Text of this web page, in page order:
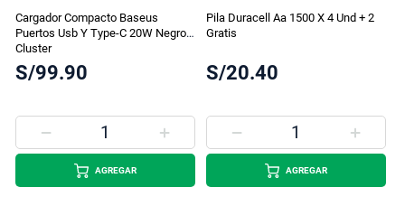
Cargador Compacto Baseus
Puertos Usb Y Type-C 20W Negro
Cluster
S/99.90
AGREGAR
Pila Duracell Aa 1500 X 4 Und + 2
Gratis
S/20.40
AGREGAR